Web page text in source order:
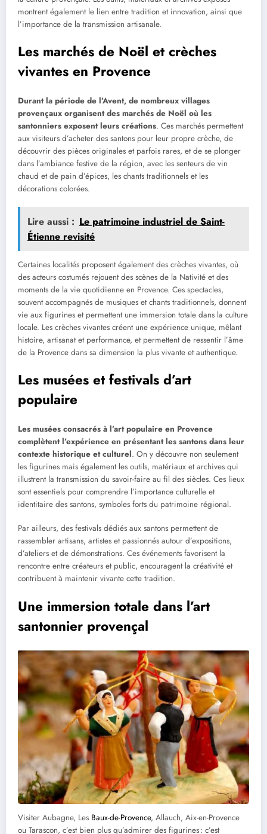
montrent également le lien entre tradition et innovation, ainsi que
l’importance de la transmission artisanale.
Les marchés de Noël et crèches
vivantes en Provence
Durant la période de l’Avent, de nombreux villages
provençaux organisent des marchés de Noël où les
santonniers exposent leurs créations. Ces marchés permettent
aux visiteurs d’acheter des santons pour leur propre crèche, de
découvrir des pièces originales et parfois rares, et de se plonger
dans l’ambiance festive de la région, avec les senteurs de vin
chaud et de pain d’épices, les chants traditionnels et les
décorations colorées.
Lire aussi : Le patrimoine industriel de Saint-
Étienne revisité
Certaines localités proposent également des crèches vivantes, où
des acteurs costumés rejouent des scènes de la Nativité et des
moments de la vie quotidienne en Provence. Ces spectacles,
souvent accompagnés de musiques et chants traditionnels, donnent
vie aux figurines et permettent une immersion totale dans la culture
locale. Les crèches vivantes créent une expérience unique, mêlant
histoire, artisanat et performance, et permettent de ressentir l’âme
de la Provence dans sa dimension la plus vivante et authentique.
Les musées et festivals d’art
populaire
Les musées consacrés à l’art populaire en Provence
complètent l’expérience en présentant les santons dans leur
contexte historique et culturel. On y découvre non seulement
les figurines mais également les outils, matériaux et archives qui
illustrent la transmission du savoir-faire au fil des siècles. Ces lieux
sont essentiels pour comprendre l’importance culturelle et
identitaire des santons, symboles forts du patrimoine régional.
Par ailleurs, des festivals dédiés aux santons permettent de
rassembler artisans, artistes et passionnés autour d’expositions,
d’ateliers et de démonstrations. Ces événements favorisent la
rencontre entre créateurs et public, encouragent la créativité et
contribuent à maintenir vivante cette tradition.
Une immersion totale dans l’art
santonnier provençal
Visiter Aubagne, Les Baux-de-Provence, Allauch, Aix-en-Provence
ou Tarascon, c’est bien plus qu’admirer des figurines : c’est